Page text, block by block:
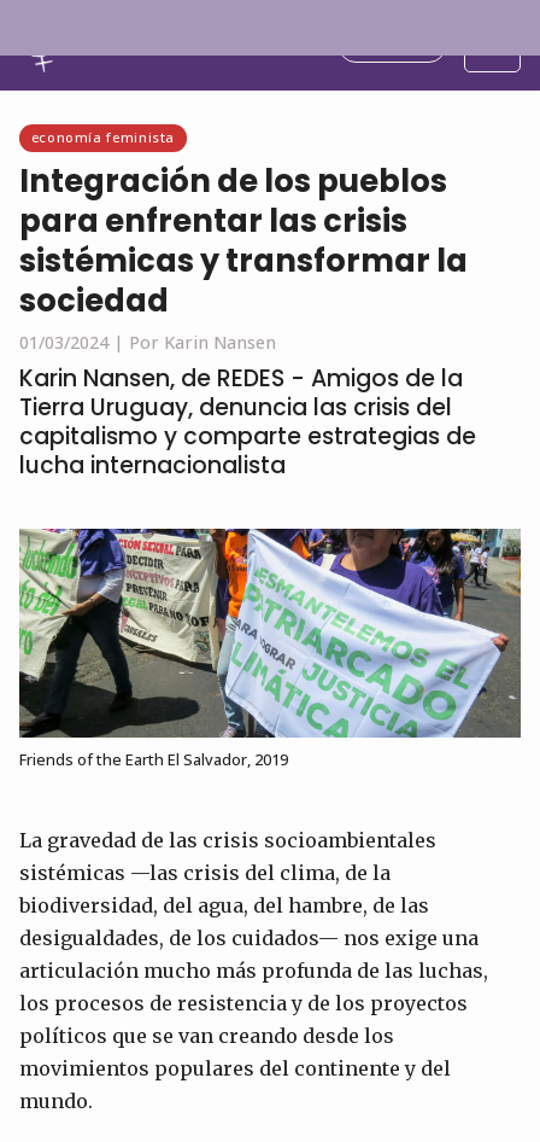
economía feminista
Integración de los pueblos
para enfrentar las crisis
sistémicas y transformar la
sociedad
01/03/2024 | Por Karin Nansen
Karin Nansen, de REDES - Amigos de la
Tierra Uruguay, denuncia las crisis del
capitalismo y comparte estrategias de
lucha internacionalista
Friends of the Earth El Salvador, 2019
La gravedad de las crisis socioambientales
sistémicas —las crisis del clima, de la
biodiversidad, del agua, del hambre, de las
desigualdades, de los cuidados— nos exige una
articulación mucho más profunda de las luchas,
los procesos de resistencia y de los proyectos
políticos que se van creando desde los
movimientos populares del continente y del
mundo.